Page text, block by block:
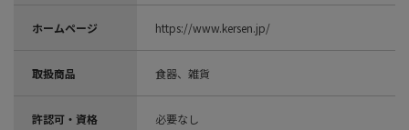
ホームページ https://www.kersen.jp/
取扱商品 食器、雑貨
許認可・資格 必要なし